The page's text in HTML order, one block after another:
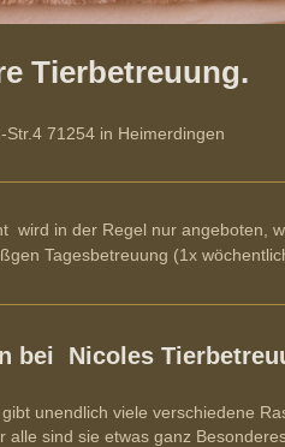
Tierbetreuung.
71254 in Heimerdingen
wird in der Regel nur angeboten,
Tagesbetreuung (1x
bei Nicoles
unendlich viele verschiedene
sind sie etwas ganz